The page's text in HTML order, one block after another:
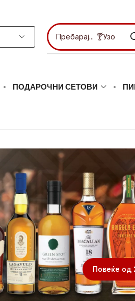
Пребарај... 🍸Ликери
ПОДАРОЧНИ СЕТОВИ
Повеќе од